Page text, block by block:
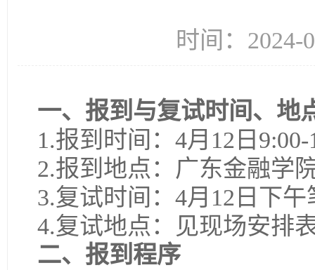
时间：
一、报到与复试时间、地
1.报到时间：4月12日9:00-
2.报到地点：广东金融学
3.复试时间：4月12日下
4.复试地点：见现场安排
二、报到程序